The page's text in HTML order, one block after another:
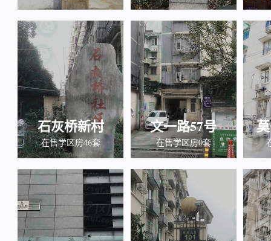
石灰桥新村
在售学区房46套
文一路57号
在售学区房0套